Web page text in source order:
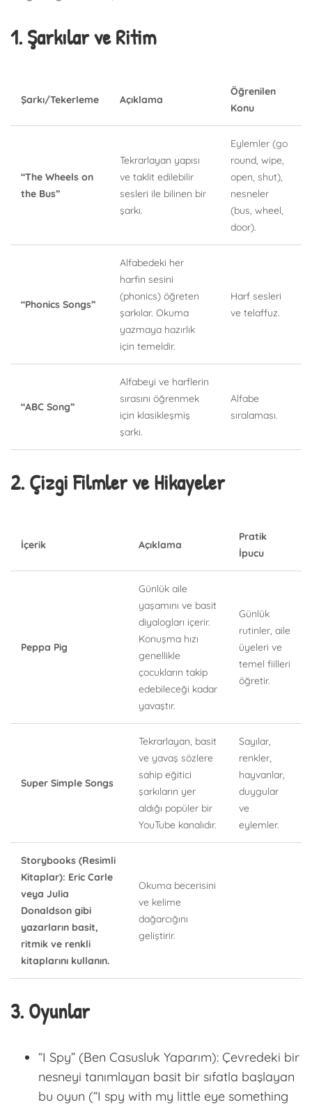
1. Şarkılar ve Ritim
Şarkı/Tekerleme Açıklama
Öğrenilen
Konu
“The Wheels on
the Bus”
Tekrarlayan yapısı
ve taklit edilebilir
sesleri ile bilinen bir
şarkı.
Eylemler (go
round, wipe,
open, shut),
nesneler
(bus, wheel,
door).
“Phonics Songs”
Alfabedeki her
harfin sesini
(phonics) öğreten
şarkılar. Okuma
yazmaya hazırlık
için temeldir.
Harf sesleri
ve telaffuz.
“ABC Song”
Alfabeyi ve harflerin
sırasını öğrenmek
için klasikleşmiş
şarkı.
Alfabe
sıralaması.
2. Çizgi Filmler ve Hikayeler
İçerik Açıklama
Pratik
İpucu
Peppa Pig
Günlük aile
yaşamını ve basit
diyalogları içerir.
Konuşma hızı
genellikle
çocukların takip
edebileceği kadar
yavaştır.
Günlük
rutinler, aile
üyeleri ve
temel fiilleri
öğretir.
Super Simple Songs
Tekrarlayan, basit
ve yavaş sözlere
sahip eğitici
şarkıların yer
aldığı popüler bir
YouTube kanalıdır.
Sayılar,
renkler,
hayvanlar,
duygular
ve
eylemler.
Storybooks (Resimli
Kitaplar): Eric Carle
veya Julia
Donaldson gibi
yazarların basit,
ritmik ve renkli
kitaplarını kullanın.
Okuma becerisini
ve kelime
dağarcığını
geliştirir.
3. Oyunlar
“I Spy” (Ben Casusluk Yaparım): Çevredeki bir
nesneyi tanımlayan basit bir sıfatla başlayan
bu oyun (“I spy with my little eye something